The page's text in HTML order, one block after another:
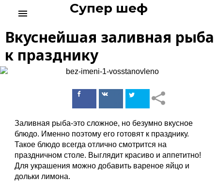
c
Супер шеф
menu
Вкуснейшая заливная рыба
к празднику
ПоделитьсяПоделиться
Заливная рыба-это сложное, но безумно вкусное
блюдо. Именно поэтому его готовят к празднику.
Такое блюдо всегда отлично смотрится на
праздничном столе. Выглядит красиво и аппетитно!
Для украшения можно добавить вареное яйцо и
дольки лимона.